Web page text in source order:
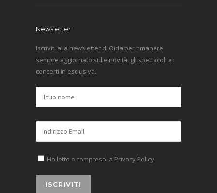
Newsletter
Iscriviti alla newsletter di Oida per rimanere
sempre aggiornato sulle novità, gli spettacoli e i
concerti in esclusiva.
Ho letto e compreso la Privacy Policy